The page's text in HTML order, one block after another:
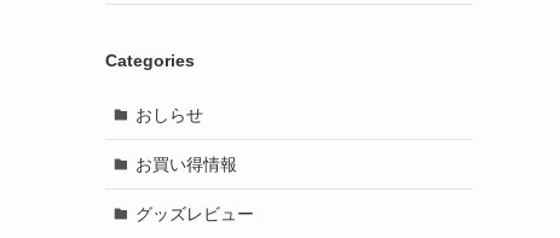
Categories
おしらせ
お買い得情報
グッズレビュー